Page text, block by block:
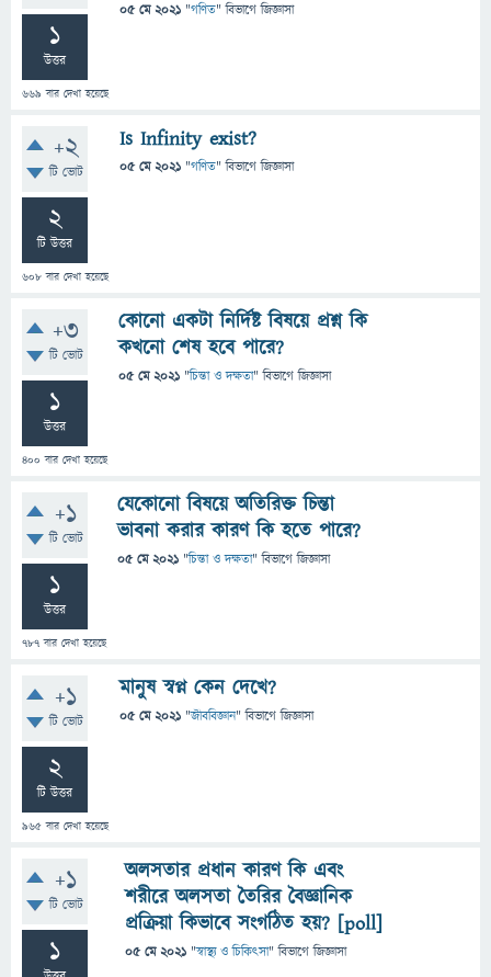
1
উত্তর
669 বার দেখা হয়েছে
05 মে 2021 "গণিত" বিভাগে জিজ্ঞাসা
+2
টি ভোট
2
টি উত্তর
608 বার দেখা হয়েছে
Is Infinity exist?
05 মে 2021 "গণিত" বিভাগে জিজ্ঞাসা
+3
টি ভোট
1
উত্তর
400 বার দেখা হয়েছে
কোনো একটা নির্দিষ্ট বিষয়ে প্রশ্ন কি
কখনো শেষ হবে পারে?
05 মে 2021 "চিন্তা ও দক্ষতা" বিভাগে জিজ্ঞাসা
+1
টি ভোট
1
উত্তর
787 বার দেখা হয়েছে
যেকোনো বিষয়ে অতিরিক্ত চিন্তা
ভাবনা করার কারণ কি হতে পারে?
05 মে 2021 "চিন্তা ও দক্ষতা" বিভাগে জিজ্ঞাসা
+1
টি ভোট
2
টি উত্তর
965 বার দেখা হয়েছে
মানুষ স্বপ্ন কেন দেখে?
05 মে 2021 "জীববিজ্ঞান" বিভাগে জিজ্ঞাসা
+1
টি ভোট
1
অলসতার প্রধান কারণ কি এবং
শরীরে অলসতা তৈরির বৈজ্ঞানিক
প্রক্রিয়া কিভাবে সংগঠিত হয়? [poll]
05 মে 2021 "স্বাস্থ্য ও চিকিৎসা" বিভাগে জিজ্ঞাসা